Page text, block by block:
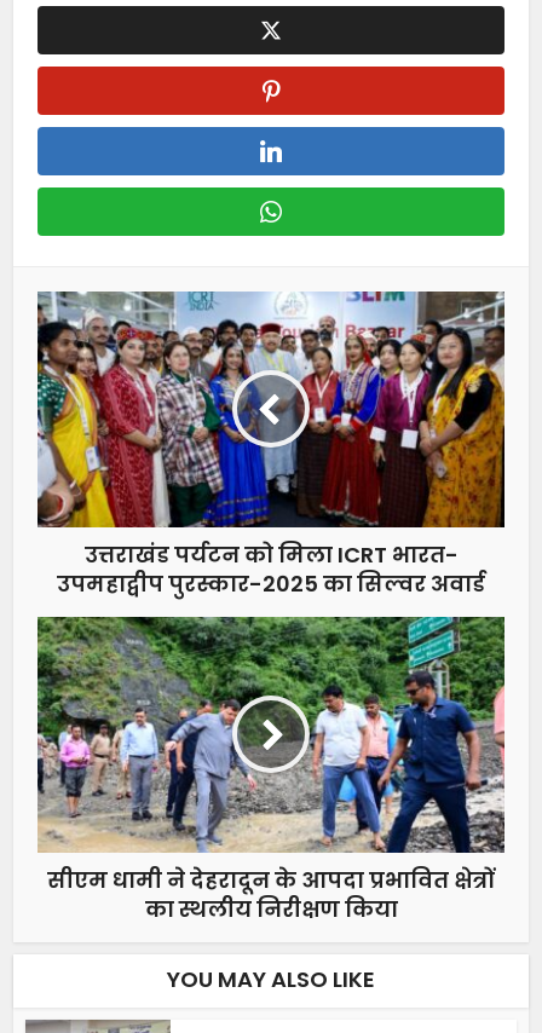
उत्तराखंड पर्यटन को मिला ICRT भारत-
उपमहाद्वीप पुरस्कार-2025 का सिल्वर अवार्ड
सीएम धामी ने देहरादून के आपदा प्रभावित क्षेत्रों
का स्थलीय निरीक्षण किया
YOU MAY ALSO LIKE